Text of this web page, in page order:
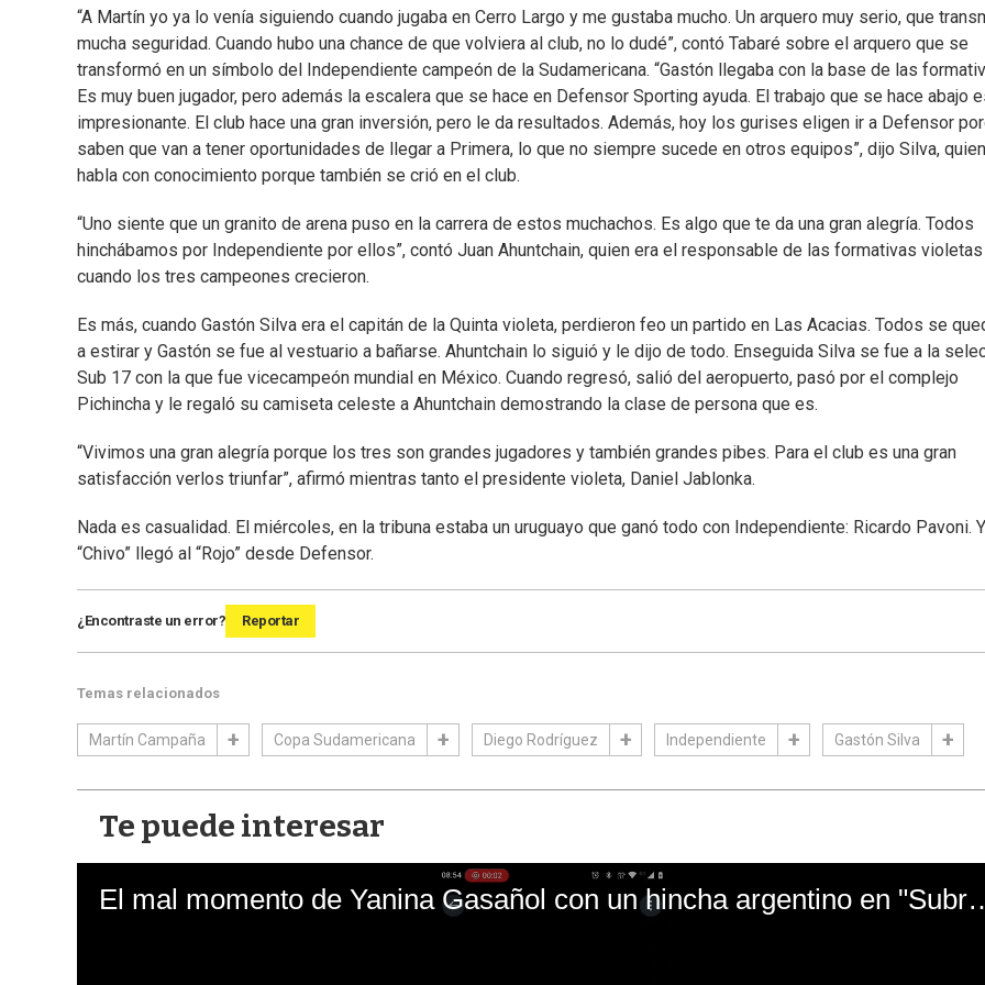
“A Martín yo ya lo venía siguiendo cuando jugaba en Cerro Largo y me gustaba mucho. Un arquero muy serio, que
mucha seguridad. Cuando hubo una chance de que volviera al club, no lo dudé”, contó Tabaré sobre el arquero que se
transformó en un símbolo del Independiente campeón de la Sudamericana. “Gastón llegaba con la base de las
Es muy buen jugador, pero además la escalera que se hace en Defensor Sporting ayuda. El trabajo que se hace abajo
impresionante. El club hace una gran inversión, pero le da resultados. Además, hoy los gurises eligen ir a Defensor
saben que van a tener oportunidades de llegar a Primera, lo que no siempre sucede en otros equipos”, dijo Silva, quien
habla con conocimiento porque también se crió en el club.
“Uno siente que un granito de arena puso en la carrera de estos muchachos. Es algo que te da una gran alegría. Todos
hinchábamos por Independiente por ellos”, contó Juan Ahuntchain, quien era el responsable de las formativas violetas
cuando los tres campeones crecieron.
Es más, cuando Gastón Silva era el capitán de la Quinta violeta, perdieron feo un partido en Las Acacias. Todos se
a estirar y Gastón se fue al vestuario a bañarse. Ahuntchain lo siguió y le dijo de todo. Enseguida Silva se fue a la
Sub 17 con la que fue vicecampeón mundial en México. Cuando regresó, salió del aeropuerto, pasó por el complejo
Pichincha y le regaló su camiseta celeste a Ahuntchain demostrando la clase de persona que es.
“Vivimos una gran alegría porque los tres son grandes jugadores y también grandes pibes. Para el club es una gran
satisfacción verlos triunfar”, afirmó mientras tanto el presidente violeta, Daniel Jablonka.
Nada es casualidad. El miércoles, en la tribuna estaba un uruguayo que ganó todo con Independiente: Ricardo Pavoni.
“Chivo” llegó al “Rojo” desde Defensor.
¿Encontraste un error? Reportar
Temas relacionados
Martín Campaña Copa Sudamericana Diego Rodríguez Independiente Gastón Silva
Te puede interesar
El mal momento de Yanina